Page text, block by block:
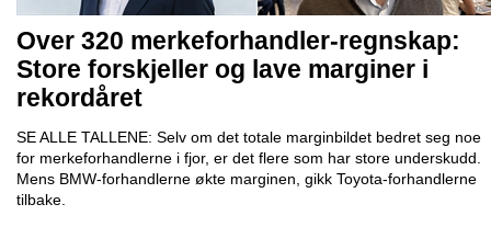
Over 320 merkeforhandler-regnskap:
Store forskjeller og lave marginer i
rekordåret
SE ALLE TALLENE: Selv om det totale marginbildet bedret seg noe
for merkeforhandlerne i fjor, er det flere som har store underskudd.
Mens BMW-forhandlerne økte marginen, gikk Toyota-forhandlerne
tilbake.